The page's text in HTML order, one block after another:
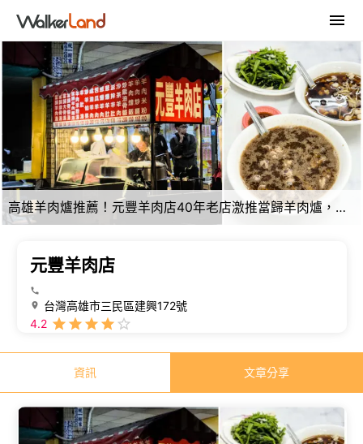
高雄羊肉爐推薦！元豐羊肉店40年老店激推當歸羊肉爐，免費續湯喝到飽。
元豐羊肉店
台灣高雄市三民區建興172號
4.2
資訊 文章分享